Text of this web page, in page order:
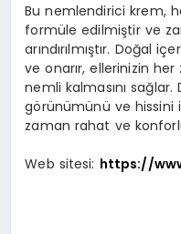
Bu nemlendirici krem,
formüle edilmiştir ve
arındırılmıştır. Doğal
ve onarır, ellerinizin her
nemli kalmasını sağlar.
görünümünü ve hissini
zaman rahat ve
Web sitesi: https://